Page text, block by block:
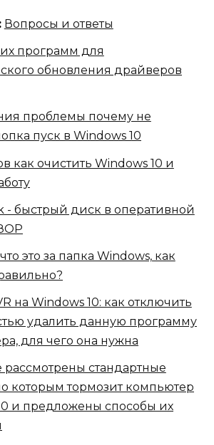
Вопросы и ответы
программ для
обновления драйверов
проблемы почему не
пуск в Windows 10
как очистить Windows 10 и
- быстрый диск в оперативной
это за папка Windows, как
на Windows 10: как отключить
удалить данную программу
для чего она нужна
рассмотрены стандартные
которым тормозит компьютер
и предложены способы их